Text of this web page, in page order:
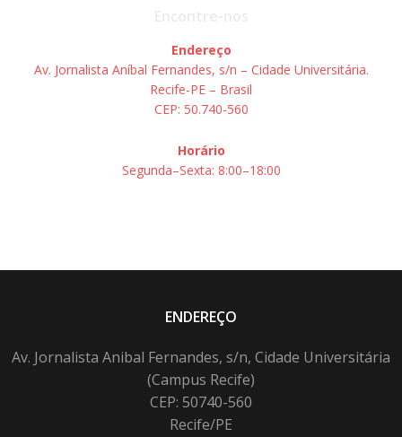
Endereço
Av. Jornalista Aníbal Fernandes, s/n – Cidade Universitária.
Recife-PE – Brasil
CEP: 50.740-560
Horário
Segunda–Sexta: 8:00–18:00
ENDEREÇO
Av. Jornalista Anibal Fernandes, s/n, Cidade Universitária
(Campus Recife)
CEP: 50740-560
Recife/PE